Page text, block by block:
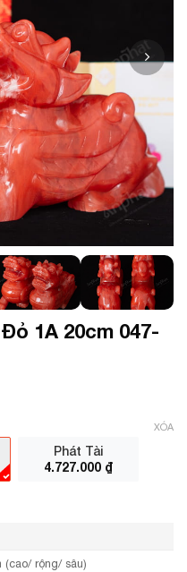
1A 20cm 047-
Phát Tài
4.727.000 ₫
XÓA
(cao/ rộng/ sâu)